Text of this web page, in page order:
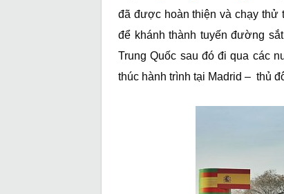
đã được hoàn thiện và chạy thử
để khánh thành tuyến đường
Trung Quốc sau đó đi qua các
thúc hành trình tại Madrid – thủ